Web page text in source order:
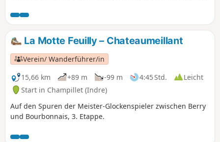
umgekehrter Richtung).
La Motte Feuilly – Chateaumeillant
Verein/ Wanderführer/in
15,66 km
+89 m -99 m 4:45 Std.
Leicht
Start in Champillet (Indre)
Auf den Spuren der Meister-Glockenspieler zwischen Berry
und Bourbonnais, 3. Etappe.